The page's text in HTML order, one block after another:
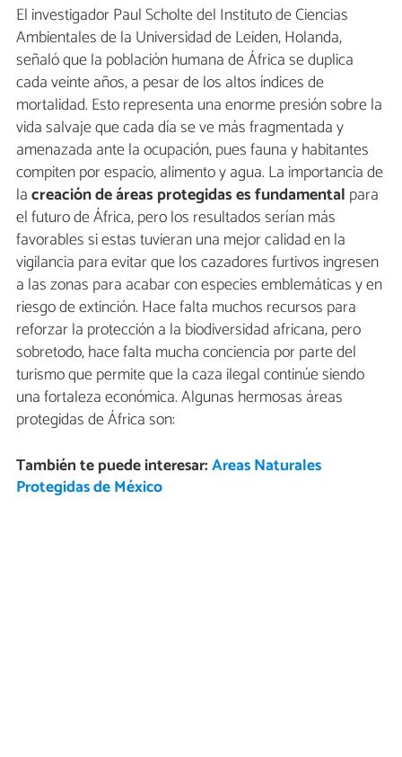
El investigador Paul Scholte del Instituto de Ciencias
Ambientales de la Universidad de Leiden, Holanda,
señaló que la población humana de África se duplica
cada veinte años, a pesar de los altos índices de
mortalidad. Esto representa una enorme presión sobre la
vida salvaje que cada día se ve más fragmentada y
amenazada ante la ocupación, pues fauna y habitantes
compiten por espacio, alimento y agua. La importancia de
lacreación de áreas protegidas es fundamental para
el futuro de África, pero los resultados serían más
favorables si estas tuvieran una mejor calidad en la
vigilancia para evitar que los cazadores furtivos ingresen
a las zonas para acabar con especies emblemáticas y en
riesgo de extinción. Hace falta muchos recursos para
reforzar la protección a la biodiversidad africana, pero
sobretodo, hace falta mucha conciencia por parte del
turismo que permite que la caza ilegal continúe siendo
una fortaleza económica. Algunas hermosas áreas
protegidas de África son:
También te puede interesar:Areas Naturales
Protegidas de México